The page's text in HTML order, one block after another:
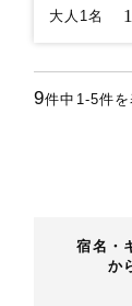
大人1名
9件中 1-5件
宿名・
か